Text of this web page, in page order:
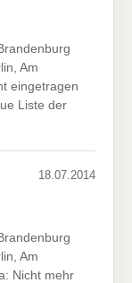
Am
eingetragen
Liste der
18.07.2014
Am
Nicht mehr